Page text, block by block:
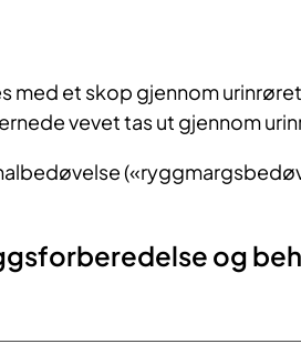
med et skop gjennom
vevet tas ut gjennom
og